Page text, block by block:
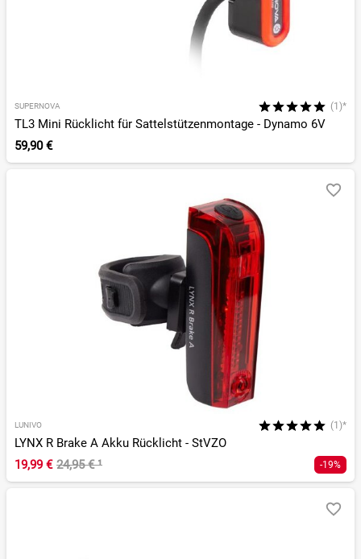
SUPERNOVA (1)*
TL3 Mini Rücklicht für Sattelstützenmontage - Dynamo 6V
59,90 €
LUNIVO (1)*
LYNX R Brake A Akku Rücklicht - StVZO
19,99 € 24,95 €¹ -19%